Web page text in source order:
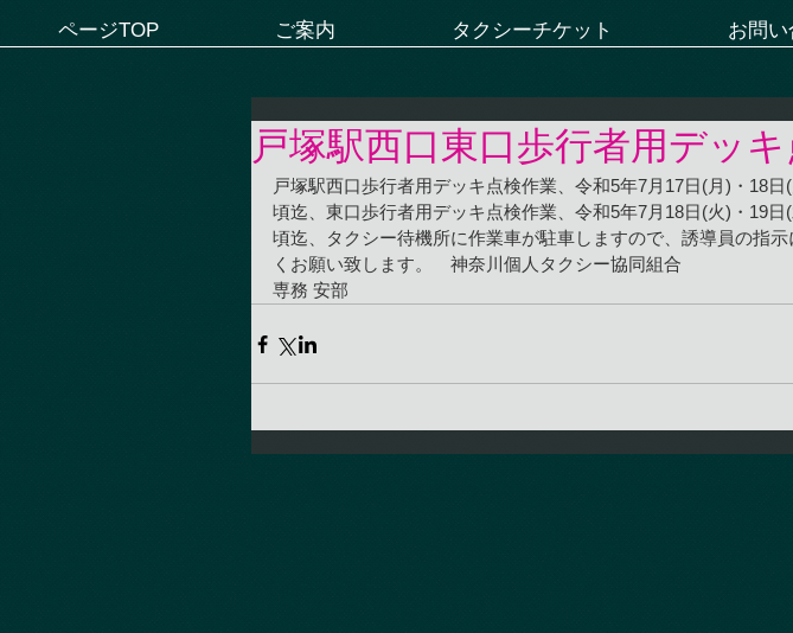
ページTOP ご案内 タクシーチケット お問
戸塚駅西口東口歩行者用デッ
戸塚駅西口歩行者用デッキ点検作業、令和5年7月17日(月)・18
頃迄、東口歩行者用デッキ点検作業、令和5年7月18日(火)・19
頃迄、タクシー待機所に作業車が駐車しますので、誘導員の指
くお願い致します。　神奈川個人タクシー協同組合
専務 安部